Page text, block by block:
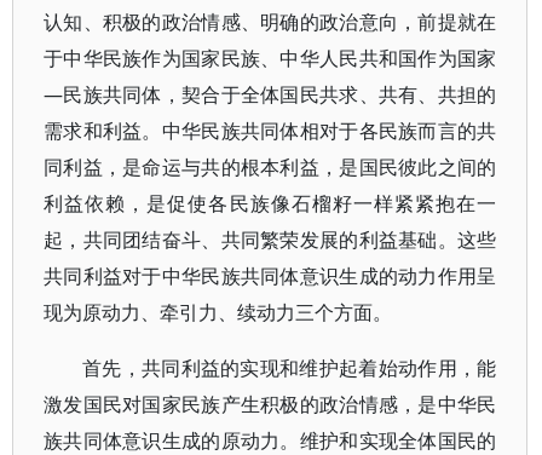
认知、积极的政治情感、明确的政治意向，前提就在
于中华民族作为国家民族、中华人民共和国作为国家
—民族共同体，契合于全体国民共求、共有、共担的
需求和利益。中华民族共同体相对于各民族而言的共
同利益，是命运与共的根本利益，是国民彼此之间的
利益依赖，是促使各民族像石榴籽一样紧紧抱在一
起，共同团结奋斗、共同繁荣发展的利益基础。这些
共同利益对于中华民族共同体意识生成的动力作用呈
现为原动力、牵引力、续动力三个方面。
首先，共同利益的实现和维护起着始动作用，能
激发国民对国家民族产生积极的政治情感，是中华民
族共同体意识生成的原动力。维护和实现全体国民的